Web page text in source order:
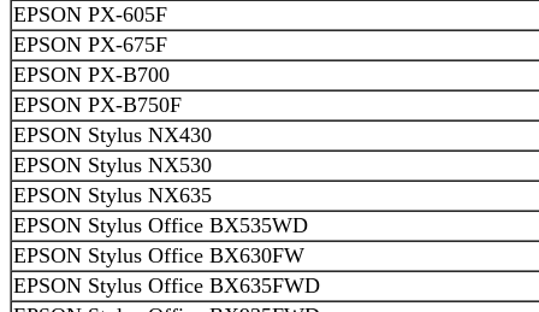
EPSON PX-605F
EPSON PX-675F
EPSON PX-B700
EPSON PX-B750F
EPSON Stylus NX430
EPSON Stylus NX530
EPSON Stylus NX635
EPSON Stylus Office BX535WD
EPSON Stylus Office BX630FW
EPSON Stylus Office BX635FWD